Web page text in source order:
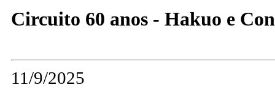
Circuito 60 anos - Hakuo e
11/9/2025